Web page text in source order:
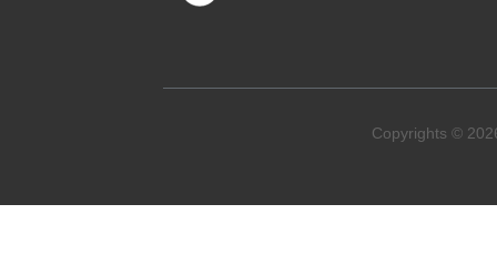
Copyrights ©